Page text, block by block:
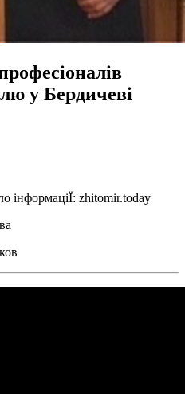
у Бердичеві
інформаціЇ: zhitomir.today